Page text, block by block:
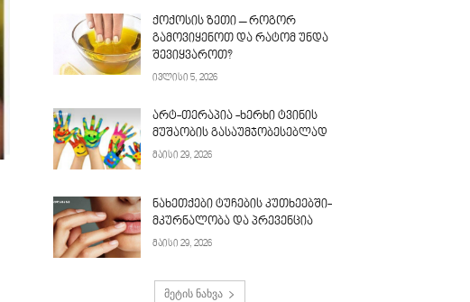
ქოქოსის ზეთი – როგორ
გამოვიყენოთ და რატომ უნდა
შევიყვაროთ?
ივლისი 5, 2026
არტ-თერაპია -ხერხი ტვინის
მუშაობის გასაუმჯობესებლად
მაისი 29, 2026
ნახეთქები ტუჩების კუთხეებში-
მკურნალობა და პრევენცია
მაისი 29, 2026
მეტის ნახვა